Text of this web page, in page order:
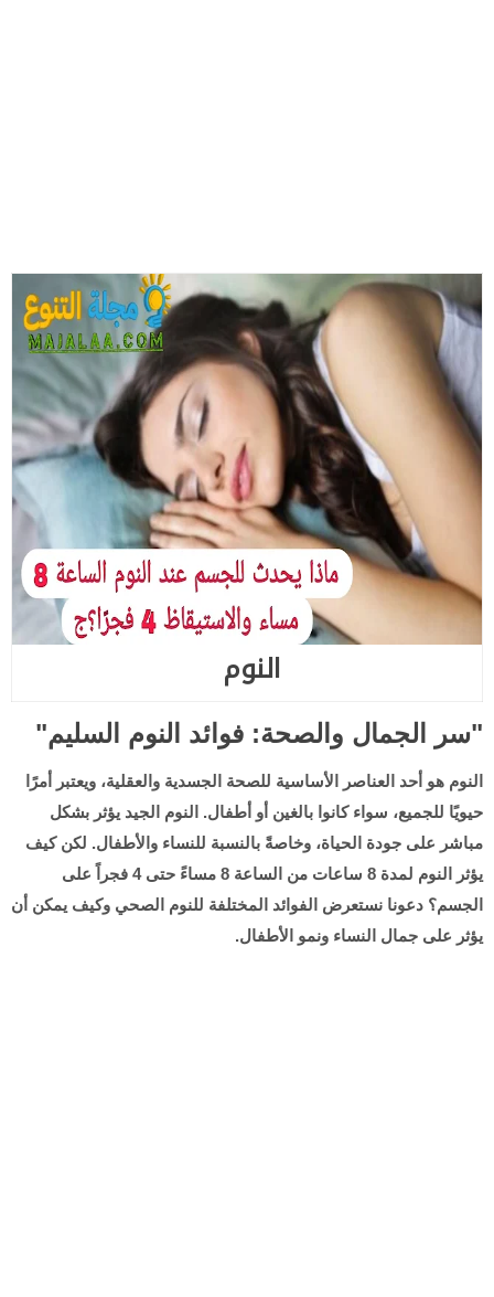
النوم
"سر الجمال والصحة: فوائد النوم السليم"
النوم هو أحد العناصر الأساسية للصحة الجسدية والعقلية، ويعتبر أمرًا
حيويًا للجميع، سواء كانوا بالغين أو أطفال. النوم الجيد يؤثر بشكل
مباشر على جودة الحياة، وخاصةً بالنسبة للنساء والأطفال. لكن كيف
يؤثر النوم لمدة 8 ساعات من الساعة 8 مساءً حتى 4 فجراً على
الجسم؟ دعونا نستعرض الفوائد المختلفة للنوم الصحي وكيف يمكن أن
يؤثر على جمال النساء ونمو الأطفال.